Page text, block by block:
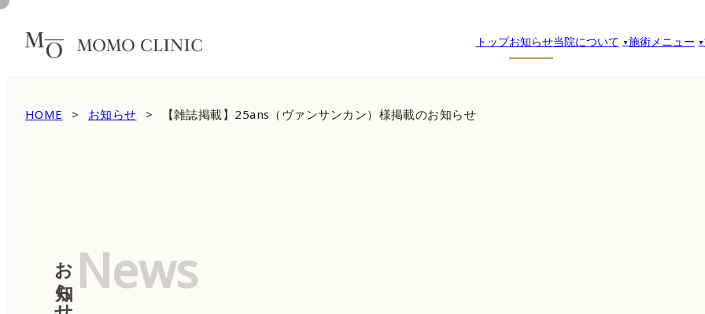
トップお知らせ当院について 施術メニュー
HOME お知らせ 【雑誌掲載】25ans（ヴァンサンカン）様掲載のお知らせ
News
お知らせ